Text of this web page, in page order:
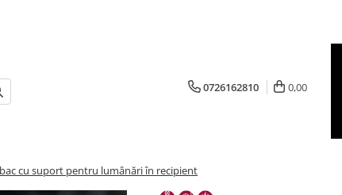
0726162810 0,00
cu suport pentru lumânări în recipient